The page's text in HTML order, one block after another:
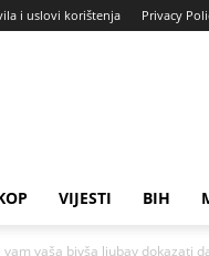
i uslovi korištenja Privacy
VIJESTI BIH
vam vaša bivša ljubav dokazati